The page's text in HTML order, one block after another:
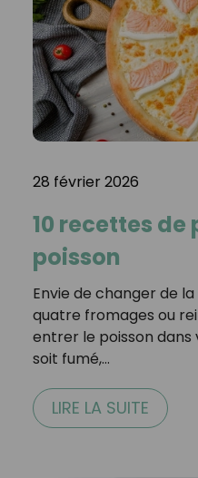
28 février 2026
10 recettes de
poisson
Envie de changer de
quatre fromages ou
entrer le poisson dans
soit fumé,…
LIRE LA SUITE